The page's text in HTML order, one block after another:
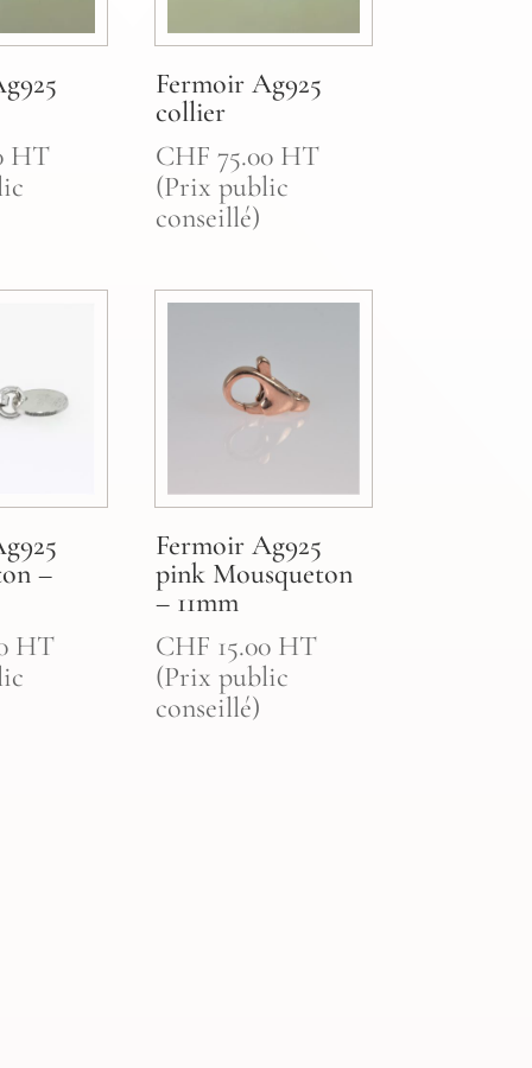
HT
Fermoir Ag925
collier
CHF 75.00 HT
(Prix public
conseillé)
–
HT
Fermoir Ag925
pink Mousqueton
– 11mm
CHF 15.00 HT
(Prix public
conseillé)